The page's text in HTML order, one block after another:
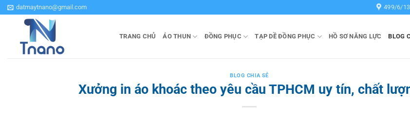
Bỏ
qua
datmaytnano@gmail.com 499/6/13
TRANG CHỦ ÁO THUN ĐỒNG PHỤC TẠP DỀ ĐỒNG PHỤC HỒ SƠ NĂNG LỰC BLOG
BLOG CHIA SẺ
Xưởng in áo khoác theo yêu cầu TPHCM uy tín, chất